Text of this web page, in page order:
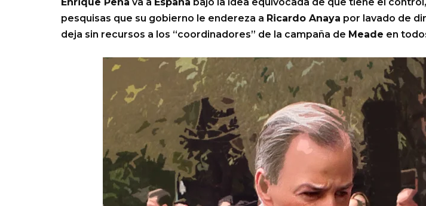
pesquisas que su gobierno le endereza a Ricardo Anaya por lavado de
deja sin recursos a los “coordinadores” de la campaña de Meade en